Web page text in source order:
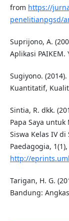
from https://
penelitianpgsd/
Suprijono, A.
Aplikasi PAIKEM.
Sugiyono.
Kuantitatif,
Sintia, R. dkk.
Papa Saya
Siswa Kelas IV di
Paedagogia,
http://
Tarigan, H. G.
Bandung: